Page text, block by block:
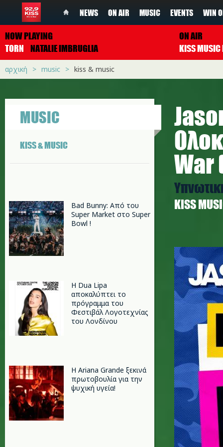
NEWS ON AIR MUSIC EVENTS WIN
NOW PLAYING
TORN
NATALIE IMBRUGLIA
ON AIR
αρχική music kiss & music
MUSIC
KISS & MUSIC
Bad Bunny: Από του
Super Market στο Super
Bowl !
Η Dua Lipa
αποκαλύπτει το
πρόγραμμα του
Φεστιβάλ Λογοτεχνίας
του Λονδίνου
Η Ariana Grande ξεκινά
πρωτοβουλία για την
ψυχική υγεία!
War
ΚISS